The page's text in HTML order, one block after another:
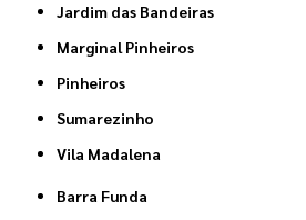
Jardim das Bandeiras
Marginal Pinheiros
Pinheiros
Sumarezinho
Vila Madalena
Barra Funda